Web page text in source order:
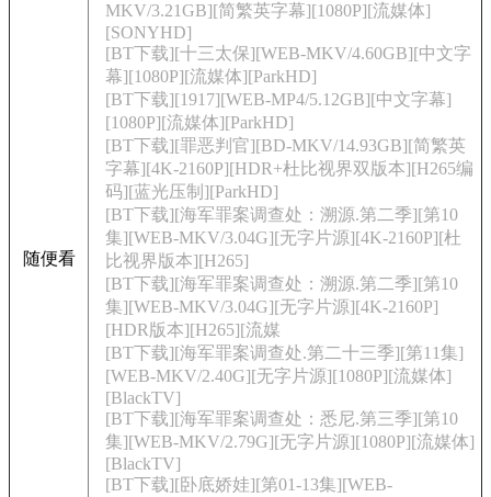
随便看
MKV/3.21GB][简繁英字幕][1080P][流媒体]
[SONYHD]
[BT下载][十三太保][WEB-MKV/4.60GB][中文字
幕][1080P][流媒体][ParkHD]
[BT下载][1917][WEB-MP4/5.12GB][中文字幕]
[1080P][流媒体][ParkHD]
[BT下载][罪恶判官][BD-MKV/14.93GB][简繁英
字幕][4K-2160P][HDR+杜比视界双版本][H265编
码][蓝光压制][ParkHD]
[BT下载][海军罪案调查处：溯源.第二季][第10
集][WEB-MKV/3.04G][无字片源][4K-2160P][杜
比视界版本][H265]
[BT下载][海军罪案调查处：溯源.第二季][第10
集][WEB-MKV/3.04G][无字片源][4K-2160P]
[HDR版本][H265][流媒
[BT下载][海军罪案调查处.第二十三季][第11集]
[WEB-MKV/2.40G][无字片源][1080P][流媒体]
[BlackTV]
[BT下载][海军罪案调查处：悉尼.第三季][第10
集][WEB-MKV/2.79G][无字片源][1080P][流媒体]
[BlackTV]
[BT下载][卧底娇娃][第01-13集][WEB-